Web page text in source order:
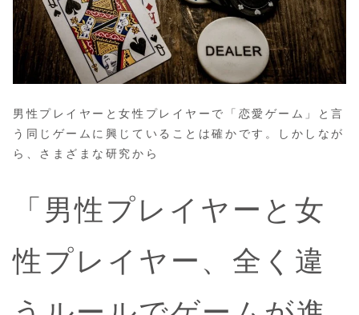
男性プレイヤーと女性プレイヤーで「恋愛ゲーム」と言
う同じゲームに興じていることは確かです。しかしなが
ら、さまざまな研究から
「男性プレイヤーと女
性プレイヤー、全く違